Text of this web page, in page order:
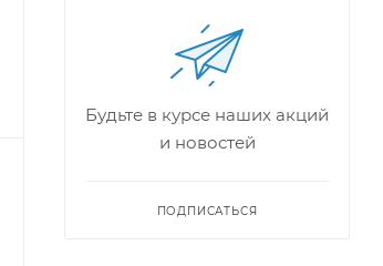
Будьте в курсе наших акций
и новостей
ПОДПИСАТЬСЯ